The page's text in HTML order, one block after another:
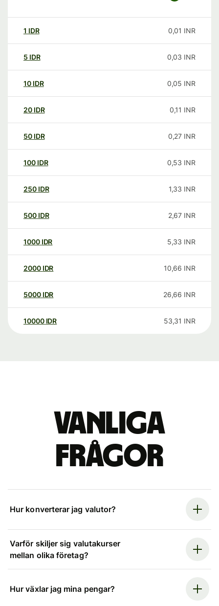
1 IDR 0,01 INR
5 IDR 0,03 INR
10 IDR 0,05 INR
20 IDR 0,11 INR
50 IDR 0,27 INR
100 IDR 0,53 INR
250 IDR 1,33 INR
500 IDR 2,67 INR
1000 IDR 5,33 INR
2000 IDR 10,66 INR
5000 IDR 26,66 INR
10000 IDR 53,31 INR
Vanliga
frågor
Hur konverterar jag valutor?
Varför skiljer sig valutakurser
mellan olika företag?
Hur växlar jag mina pengar?